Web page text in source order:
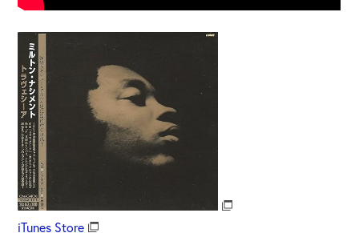
iTunes Store